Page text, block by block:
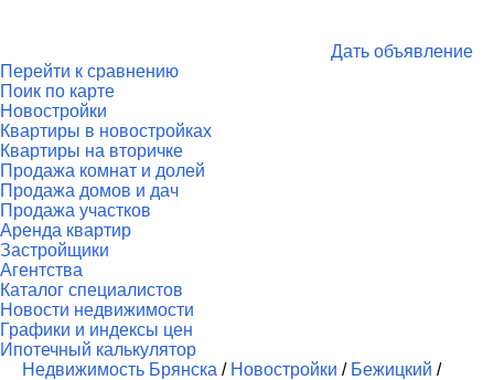
Дать объявление
Перейти к сравнению
Поик по карте
Новостройки
Квартиры в новостройках
Квартиры на вторичке
Продажа комнат и долей
Продажа домов и дач
Продажа участков
Аренда квартир
Застройщики
Агентства
Каталог специалистов
Новости недвижимости
Графики и индексы цен
Ипотечный калькулятор
Недвижимость Брянска / Новостройки / Бежицкий /